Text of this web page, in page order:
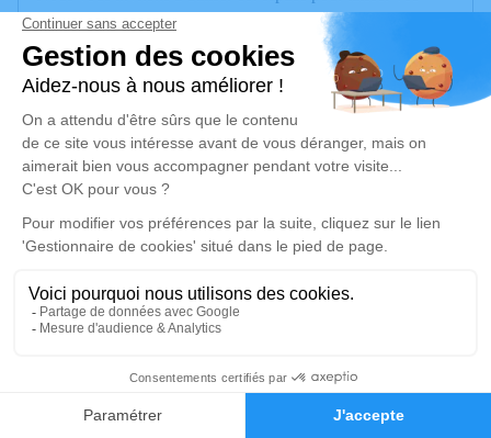
Faire-part Hommages
condoléances, partager des photos souvenirs, une anecdote
ou exprimer vos pensées à travers des poèmes ou des textes.
Cet endroit est un lieu d'expression dédié à honorer la
Je rends hommage
Cérémonie
mardi 19 août 2025 à 10h00
Paroisse de la Sainte Famille 86 Place
Claudius Luiset
74330 Sillingy